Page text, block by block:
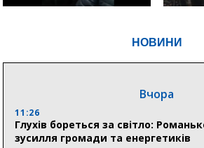
НОВИНИ
Вчора
11:26
Глухів бореться за світло:
зусилля громади та енергетиків